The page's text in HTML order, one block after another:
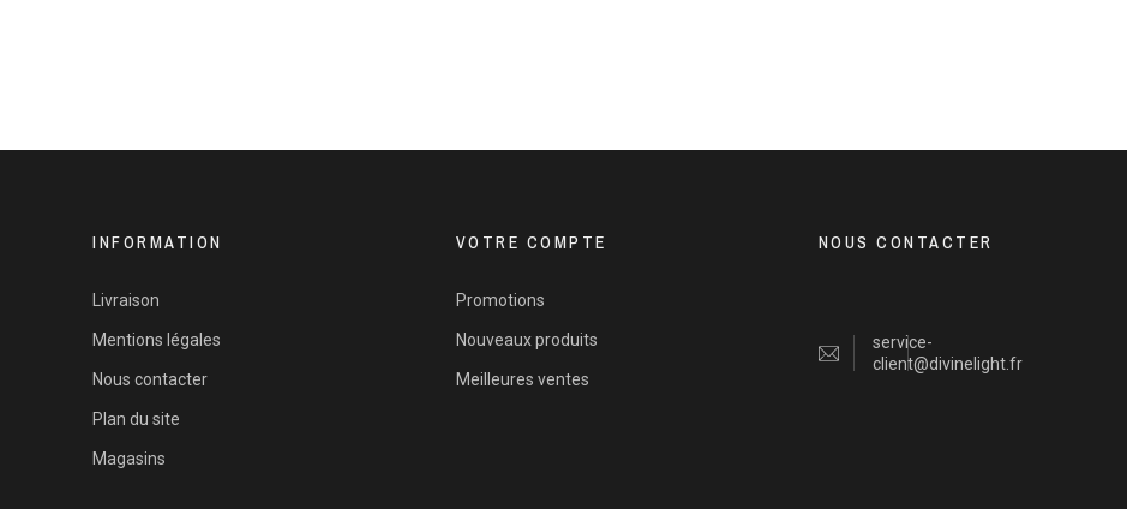
INFORMATION
Livraison
Mentions légales
Nous contacter
Plan du site
Magasins
VOTRE COMPTE
Promotions
Nouveaux produits
Meilleures ventes
NOUS CONTACTER
service-
client@divinelight.fr